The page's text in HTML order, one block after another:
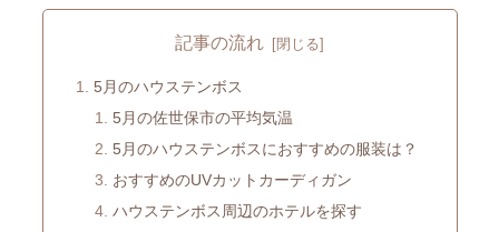
記事の流れ
5月のハウステンボス
5月の佐世保市の平均気温
5月のハウステンボスにおすすめの服装は？
おすすめのUVカットカーディガン
ハウステンボス周辺のホテルを探す